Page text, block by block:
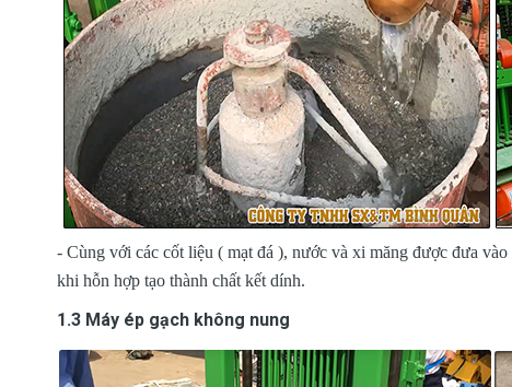
- Cùng với các cốt liệu ( mạt đá ), nước và xi măng được đưa vào
khi hỗn hợp tạo thành chất kết dính.
1.3 Máy ép gạch không nung